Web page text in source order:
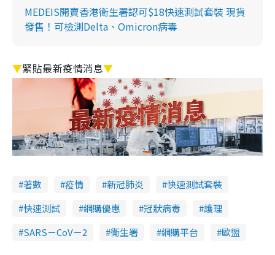
MEDEIS開賣香港衛生署認可$18快速測試套裝 現貨
發售！可檢測Delta、Omicron病毒
▼緊貼最新疫情消息▼
著數 疫情 新冠肺炎
快速測試套裝
快速測試
網購優惠 冠狀病毒
護理
SARS－CoV－2
衞生署 網購平台 歐盟